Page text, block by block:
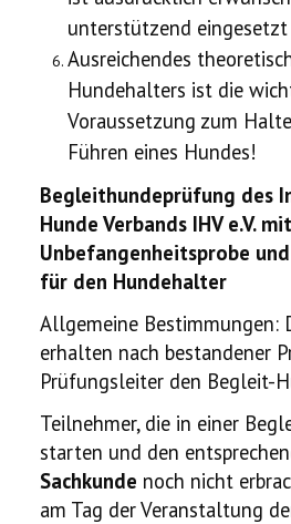
unterstützend eingesetzt
Ausreichendes
Hundehalters ist die
Voraussetzung zum
Führen eines Hundes!
Begleithundeprüfung des
Hunde Verbands IHV e.V. mit
Unbefangenheitsprobe
für den Hundehalter
Allgemeine Bestimmungen:
erhalten nach bestandener
Prüfungsleiter den Begleit-
Teilnehmer, die in einer
starten und den
Sachkunde noch nicht
am Tag der Veranstaltung